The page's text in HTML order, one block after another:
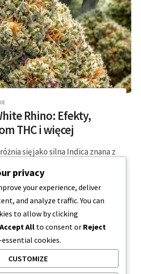
Rhino: Efekty,
THC i więcej
się jako silna Indica znana z
Z biegiem…
2026-03-15
privacy
your experience, deliver
and analyze traffic. You can
to allow by clicking
Accept All to consent or Reject
cookies.
CUSTOMIZE